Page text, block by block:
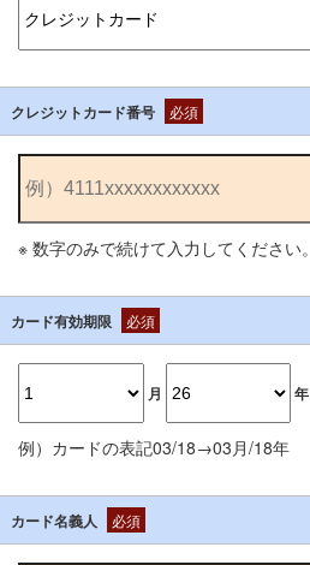
クレジットカード番号 必須
※ 数字のみで続けて入力してください。
カード有効期限 必須
月 年
例）カードの表記03/18→03月/18年
カード名義人 必須